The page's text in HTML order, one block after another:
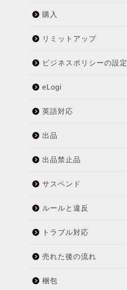
購入
リミットアップ
ビジネスポリシーの設定
eLogi
英語対応
出品
出品禁止品
サスペンド
ルールと違反
トラブル対応
売れた後の流れ
梱包